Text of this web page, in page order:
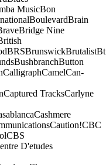
MusicBon
BoulevardBrain
Bridge Nine
BRSBrunswickBrutalist
BushbranchButton
CalligraphCamelCan-
Captured TracksCarlyne
Cashmere
Caution!CBC
CBS
D'etudes